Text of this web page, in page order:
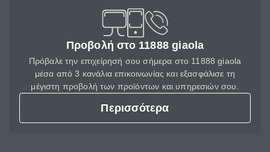
Προβολή στο 11888 giaola
Πρόβαλε την επιχείρησή σου σήμερα στο 11888 giaola
μέσα από 3 κανάλια επικοινωνίας και εξασφάλισε τη
μέγιστη προβολή των προϊόντων και υπηρεσιών σου.
Περισσότερα